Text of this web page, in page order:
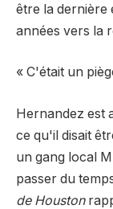
être la dernière
années vers la
« C'était un
Hernandez est
ce qu'il disait
un gang local
passer du
de Houston